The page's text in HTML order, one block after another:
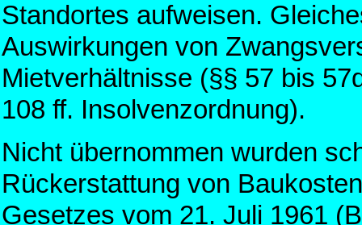
Standortes aufweisen.
Auswirkungen von
Mietverhältnisse (§§ 57 bis
108 ff. Insolvenzordnung).
Nicht übernommen wurden
Rückerstattung von
Gesetzes vom 21. Juli 1961